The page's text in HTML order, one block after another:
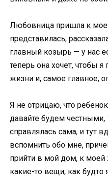
Любовница пришла к
представилась,
главный козырь — у нас
теперь она хочет, чтобы
жизни и, самое главное,
Я не отрицаю, что
давайте будем честными,
справлялась сама, и тут
вспомнить обо мне,
прийти в мой дом, к моей
какие-то вещи, как будто